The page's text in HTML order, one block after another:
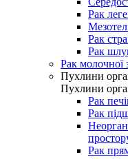
Рак
Рак
Рак
Рак молочної
Пухлини
Пухлини
Рак
Рак
Рак